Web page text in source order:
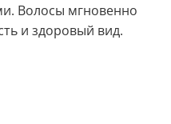
Волосы мгновенно
и здоровый вид.